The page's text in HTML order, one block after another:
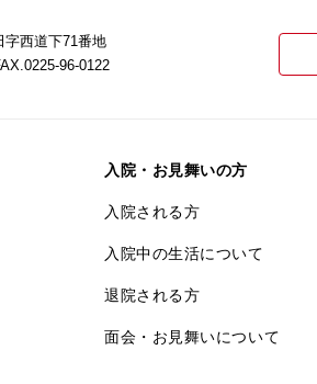
西道下71番地
96-0122
入院・お見舞いの方
入院される方
入院中の生活について
退院される方
面会・お見舞いについて